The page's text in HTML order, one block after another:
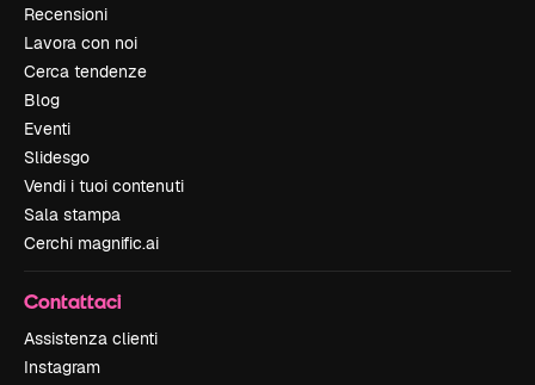
Recensioni
Lavora con noi
Cerca tendenze
Blog
Eventi
Slidesgo
Vendi i tuoi contenuti
Sala stampa
Cerchi magnific.ai
Contattaci
Assistenza clienti
Instagram